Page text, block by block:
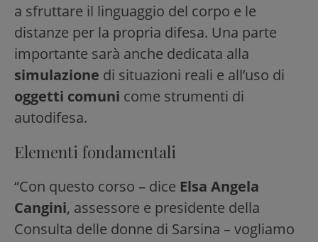
a sfruttare il linguaggio del corpo e le
distanze per la propria difesa. Una parte
importante sarà anche dedicata alla
simulazione di situazioni reali e all’uso di
oggetti comuni come strumenti di
autodifesa.
Elementi fondamentali
“Con questo corso – dice Elsa Angela
Cangini, assessore e presidente della
Consulta delle donne di Sarsina – vogliamo